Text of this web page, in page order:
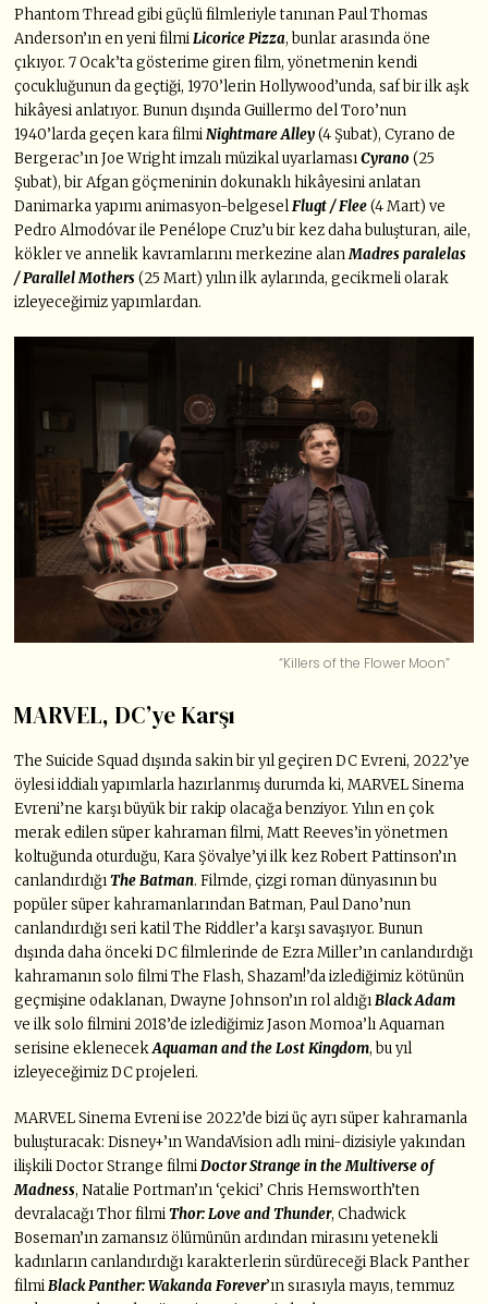
Phantom Thread gibi güçlü filmleriyle tanınan Paul Thomas
Anderson’ın en yeni filmiLicorice Pizza, bunlar arasında öne
çıkıyor. 7 Ocak’ta gösterime giren film, yönetmenin kendi
çocukluğunun da geçtiği, 1970’lerin Hollywood’unda, saf bir ilk aşk
hikâyesi anlatıyor. Bunun dışında Guillermo del Toro’nun
1940’larda geçen kara filmiNightmare Alley (4 Şubat), Cyrano de
Bergerac’ın Joe Wright imzalı müzikal uyarlamasıCyrano(25
Şubat), bir Afgan göçmeninin dokunaklı hikâyesini anlatan
Danimarka yapımı animasyon-belgeselFlugt / Flee(4 Mart) ve
Pedro Almodóvar ile Penélope Cruz’u bir kez daha buluşturan, aile,
kökler ve annelik kavramlarını merkezine alanMadres paralelas
/ Parallel Mothers (25 Mart) yılın ilk aylarında, gecikmeli olarak
izleyeceğimiz yapımlardan.
“Killers of the Flower Moon”
MARVEL, DC’ye Karşı
The Suicide Squad dışında sakin bir yıl geçiren DC Evreni, 2022’ye
öylesi iddialı yapımlarla hazırlanmış durumda ki, MARVEL Sinema
Evreni’ne karşı büyük bir rakip olacağa benziyor. Yılın en çok
merak edilen süper kahraman filmi, Matt Reeves’in yönetmen
koltuğunda oturduğu, Kara Şövalye’yi ilk kez Robert Pattinson’ın
canlandırdığıThe Batman. Filmde, çizgi roman dünyasının bu
popüler süper kahramanlarından Batman, Paul Dano’nun
canlandırdığı seri katil The Riddler’a karşı savaşıyor. Bunun
dışında daha önceki DC filmlerinde de Ezra Miller’ın canlandırdığı
kahramanın solo filmi The Flash, Shazam!’da izlediğimiz kötünün
geçmişine odaklanan, Dwayne Johnson’ın rol aldığıBlack Adam
ve ilk solo filmini 2018’de izlediğimiz Jason Momoa’lı Aquaman
serisine eklenecekAquaman and the Lost Kingdom, bu yıl
izleyeceğimiz DC projeleri.
MARVEL Sinema Evreni ise 2022’de bizi üç ayrı süper kahramanla
buluşturacak: Disney+’ın WandaVision adlı mini-dizisiyle yakından
ilişkili Doctor Strange filmiDoctor Strange in the Multiverse of
Madness, Natalie Portman’ın ‘çekici’ Chris Hemsworth’ten
devralacağı Thor filmiThor: Love and Thunder, Chadwick
Boseman’ın zamansız ölümünün ardından mirasını yetenekli
kadınların canlandırdığı karakterlerin sürdüreceği Black Panther
filmiBlack Panther: Wakanda Forever’ın sırasıyla mayıs, temmuz